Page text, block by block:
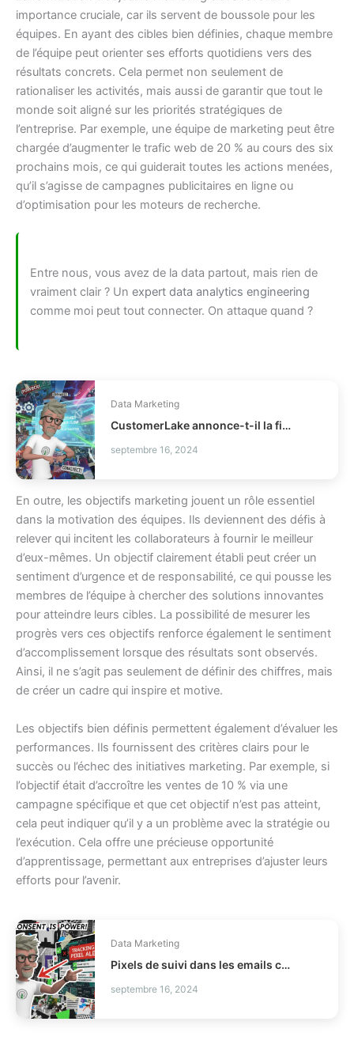
importance cruciale, car ils servent de boussole pour les
équipes. En ayant des cibles bien définies, chaque membre
de l’équipe peut orienter ses efforts quotidiens vers des
résultats concrets. Cela permet non seulement de
rationaliser les activités, mais aussi de garantir que tout le
monde soit aligné sur les priorités stratégiques de
l’entreprise. Par exemple, une équipe de marketing peut être
chargée d’augmenter le trafic web de 20 % au cours des six
prochains mois, ce qui guiderait toutes les actions menées,
qu’il s’agisse de campagnes publicitaires en ligne ou
d’optimisation pour les moteurs de recherche.
Entre nous, vous avez de la data partout, mais rien de
vraiment clair ? Un expert data analytics engineering
comme moi peut tout connecter. On attaque quand ?
Data Marketing
CustomerLake annonce-t-il la fin des CDP legacy ?
septembre 16, 2024
En outre, les objectifs marketing jouent un rôle essentiel
dans la motivation des équipes. Ils deviennent des défis à
relever qui incitent les collaborateurs à fournir le meilleur
d’eux-mêmes. Un objectif clairement établi peut créer un
sentiment d’urgence et de responsabilité, ce qui pousse les
membres de l’équipe à chercher des solutions innovantes
pour atteindre leurs cibles. La possibilité de mesurer les
progrès vers ces objectifs renforce également le sentiment
d’accomplissement lorsque des résultats sont observés.
Ainsi, il ne s’agit pas seulement de définir des chiffres, mais
de créer un cadre qui inspire et motive.
Les objectifs bien définis permettent également d’évaluer les
performances. Ils fournissent des critères clairs pour le
succès ou l’échec des initiatives marketing. Par exemple, si
l’objectif était d’accroître les ventes de 10 % via une
campagne spécifique et que cet objectif n’est pas atteint,
cela peut indiquer qu’il y a un problème avec la stratégie ou
l’exécution. Cela offre une précieuse opportunité
d’apprentissage, permettant aux entreprises d’ajuster leurs
efforts pour l’avenir.
Data Marketing
Pixels de suivi dans les emails comment être conforme CNIL ?
septembre 16, 2024